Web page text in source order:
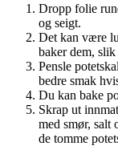
Dropp folie
og seigt.
Det kan være
baker dem,
Pensle
bedre smak
Du kan bake
Skrap ut
med smør, salt
de tomme